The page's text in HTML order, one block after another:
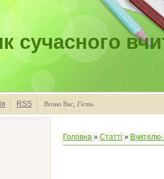
сучасного
RSS Вітаю Вас Гість
Головна » Статті »